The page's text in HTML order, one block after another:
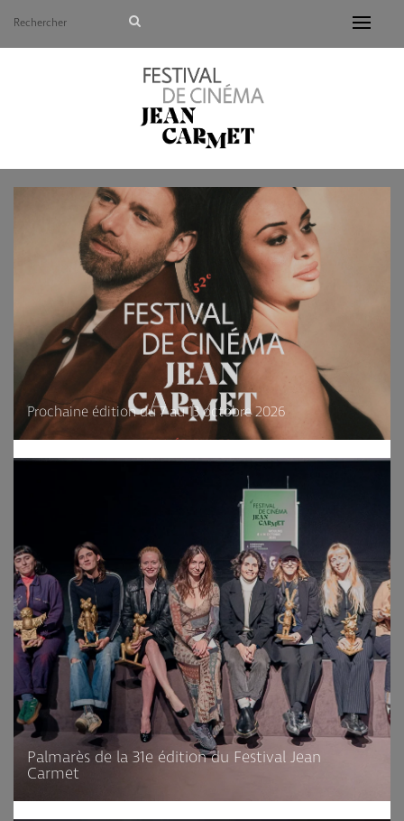
Avant de continuer, contrôlez l'utilisation de vos
Prochaine édition du 7 au 13 octobre 2026
Palmarès de la 31e édition du Festival Jean
Carmet